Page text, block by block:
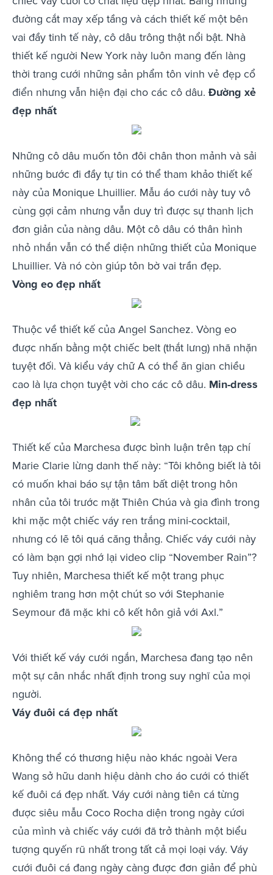
đường cắt may xếp tầng và cách thiết kế một bên
vai đầy tinh tế này, cô dâu trông thật nổi bật. Nhà
thiết kế người New York này luôn mang đến làng
thời trang cưới những sản phẩm tôn vinh vẻ đẹp cổ
điển nhưng vẫn hiện đại cho các cô dâu. Đường xẻ
đẹp nhất
Những cô dâu muốn tôn đôi chân thon mảnh và sải
những bước đi đầy tự tin có thể tham khảo thiết kế
này của Monique Lhuillier. Mẫu áo cưới này tuy vô
cùng gợi cảm nhưng vẫn duy trì được sự thanh lịch
đơn giản của nàng dâu. Một cô dâu có thân hình
nhỏ nhắn vẫn có thể diện những thiết của Monique
Lhuillier. Và nó còn giúp tôn bờ vai trần đẹp.
Vòng eo đẹp nhất
Thuộc về thiết kế của Angel Sanchez. Vòng eo
được nhấn bằng một chiếc belt (thắt lưng) nhã nhặn
tuyệt đối. Và kiểu váy chữ A có thể ăn gian chiều
cao là lựa chọn tuyệt vời cho các cô dâu. Min-dress
đẹp nhất
Thiết kế của Marchesa được bình luận trên tạp chí
Marie Clarie lừng danh thế này: “Tôi không biết là tôi
có muốn khai báo sự tận tâm bất diệt trong hôn
nhân của tôi trước mặt Thiên Chúa và gia đình trong
khi mặc một chiếc váy ren trắng mini-cocktail,
nhưng có lẽ tôi quá căng thẳng. Chiếc váy cưới này
có làm bạn gợi nhớ lại video clip “November Rain”?
Tuy nhiên, Marchesa thiết kế một trang phục
nghiêm trang hơn một chút so với Stephanie
Seymour đã mặc khi cô kết hôn giả với Axl.”
Với thiết kế váy cưới ngắn, Marchesa đang tạo nên
một sự cân nhắc nhất định trong suy nghĩ của mọi
người.
Váy đuôi cá đẹp nhất
Không thể có thương hiệu nào khác ngoài Vera
Wang sở hữu danh hiệu dành cho áo cưới có thiết
kế đuôi cá đẹp nhất. Váy cưới nàng tiên cá từng
được siêu mẫu Coco Rocha diện trong ngày cứơi
của mình và chiếc váy cưới đã trở thành một biểu
tượng quyến rũ nhất trong tất cả mọi loại váy. Váy
cưới đuôi cá đang ngày càng được đơn giản để phù